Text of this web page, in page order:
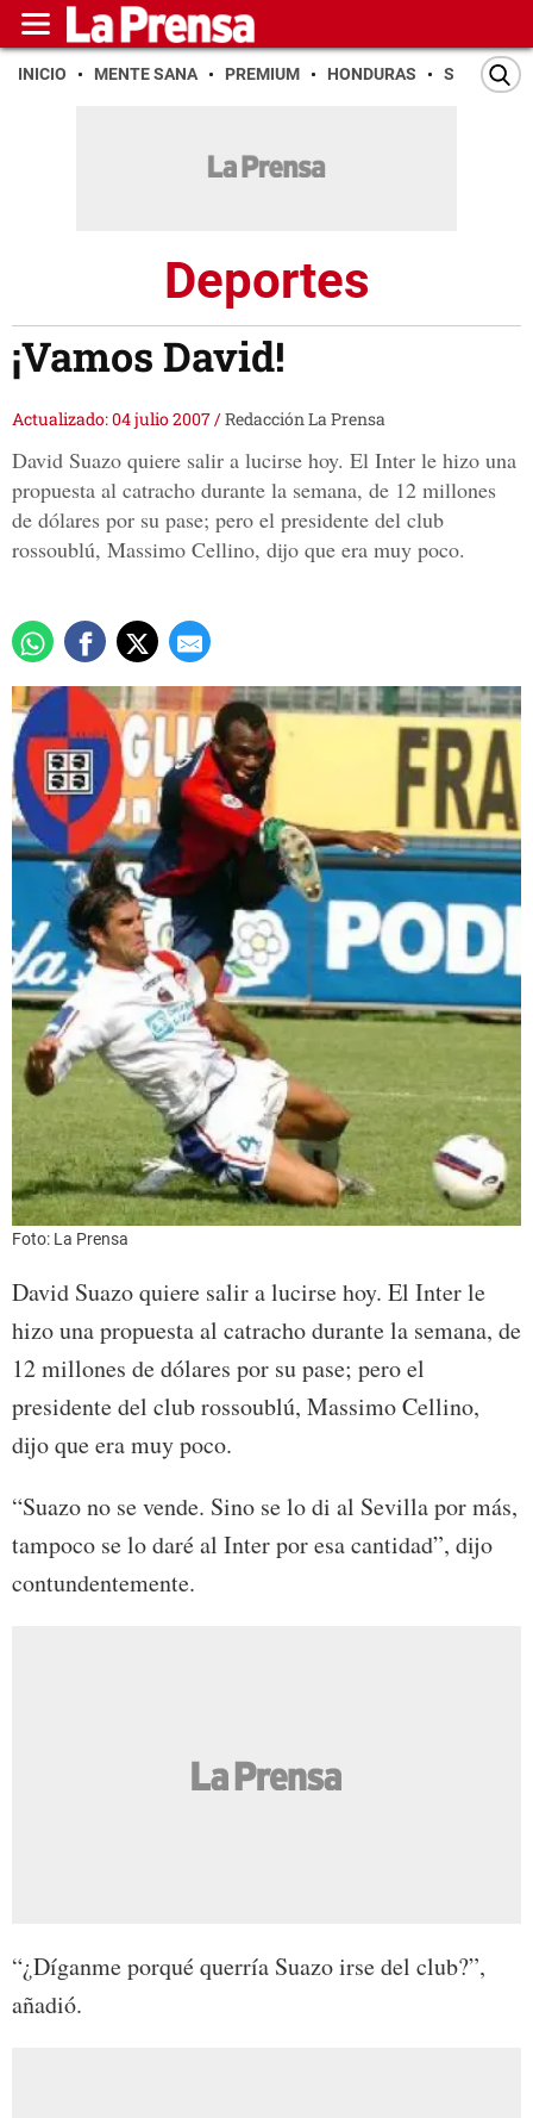
INICIO MENTE SANA PREMIUM HONDURAS SAN PEDRO
Deportes
¡Vamos David!
Actualizado: 04 julio 2007/Redacción La Prensa
David Suazo quiere salir a lucirse hoy. El Inter le hizo una
propuesta al catracho durante la semana, de 12 millones
de dólares por su pase; pero el presidente del club
rossoublú, Massimo Cellino, dijo que era muy poco.
Foto: La Prensa
David Suazo quiere salir a lucirse hoy. El Inter le
hizo una propuesta al catracho durante la semana, de
12 millones de dólares por su pase; pero el
presidente del club rossoublú, Massimo Cellino,
dijo que era muy poco.
“Suazo no se vende. Sino se lo di al Sevilla por más,
tampoco se lo daré al Inter por esa cantidad”, dijo
contundentemente.
“¿Díganme porqué querría Suazo irse del club?”,
añadió.